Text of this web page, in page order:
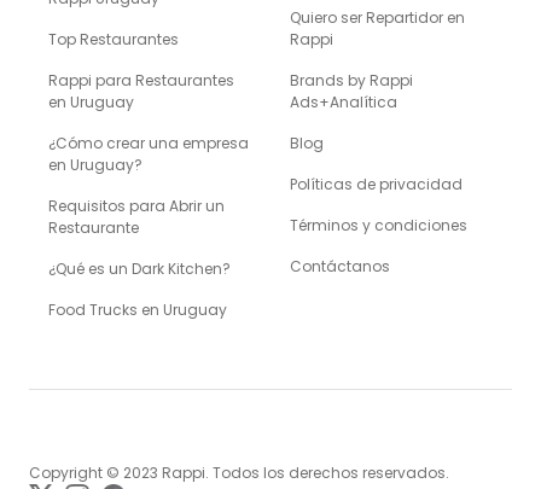
Top Restaurantes
Rappi para Restaurantes
en Uruguay
¿Cómo crear una empresa
en Uruguay?
Requisitos para Abrir un
Restaurante
¿Qué es un Dark Kitchen?
Food Trucks en Uruguay
Quiero ser Repartidor en
Rappi
Brands by Rappi
Ads+Analítica
Blog
Políticas de privacidad
Términos y condiciones
Contáctanos
Copyright © 2023 Rappi. Todos los derechos reservados.